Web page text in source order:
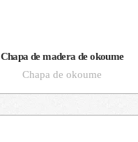
Chapa de okoume
Chapa de madera de okoume